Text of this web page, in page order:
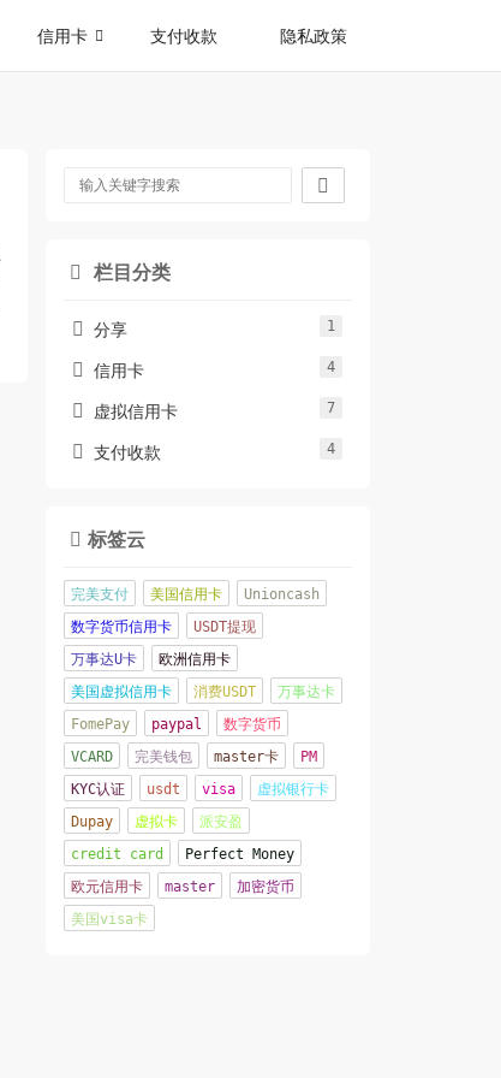
信用卡 支付收款 隐私政策

 栏目分类
 分享 1
 信用卡 4
 虚拟信用卡 7
 支付收款 4
 标签云
完美支付 美国信用卡
Unioncash
数字货币信用卡
USDT提现
万事达U卡
欧洲信用卡
美国虚拟信用卡
消费USDT
万事达卡
FomePay
paypal
数字货币
VCARD
完美钱包 master卡
PM
KYC认证
usdt visa
虚拟银行卡
Dupay
虚拟卡
派安盈
credit card
Perfect Money
欧元信用卡
master
加密货币
美国visa卡